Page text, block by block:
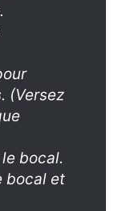
(Versez
bocal.
bocal et